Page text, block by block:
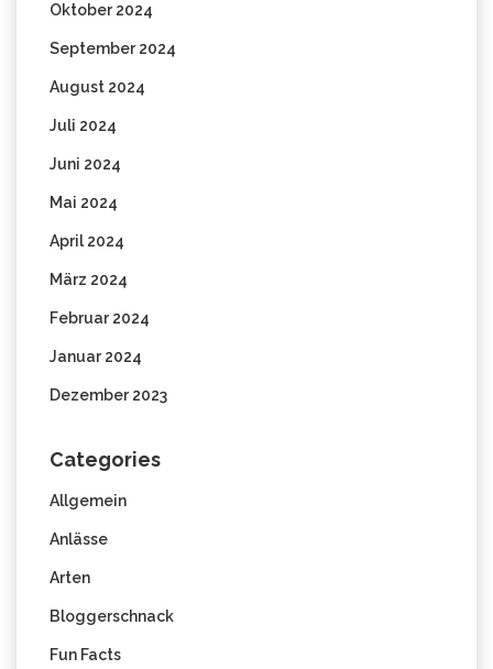
Oktober 2024
September 2024
August 2024
Juli 2024
Juni 2024
Mai 2024
April 2024
März 2024
Februar 2024
Januar 2024
Dezember 2023
Categories
Allgemein
Anlässe
Arten
Bloggerschnack
Fun Facts